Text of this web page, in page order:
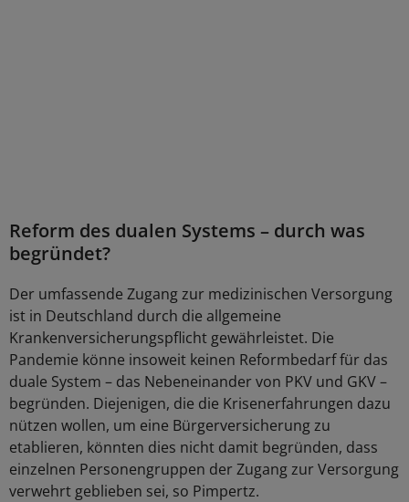
Reform des dualen Systems – durch was
begründet?
Der umfassende Zugang zur medizinischen Versorgung
ist in Deutschland durch die allgemeine
Krankenversicherungspflicht gewährleistet. Die
Pandemie könne insoweit keinen Reformbedarf für das
duale System – das Nebeneinander von PKV und GKV –
begründen. Diejenigen, die die Krisenerfahrungen dazu
nützen wollen, um eine Bürgerversicherung zu
etablieren, könnten dies nicht damit begründen, dass
einzelnen Personengruppen der Zugang zur Versorgung
verwehrt geblieben sei, so Pimpertz.